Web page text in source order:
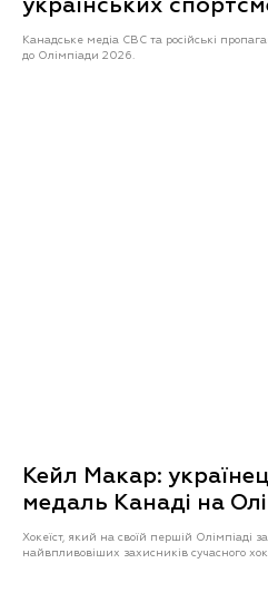
українських
Канадське медіа CBC та російські
до Олімпіади 2026.
Кейл Макар:
медаль Канаді на
Хокеїст, який на своїй першій Олімпіаді
найвпливовіших захисників сучасного